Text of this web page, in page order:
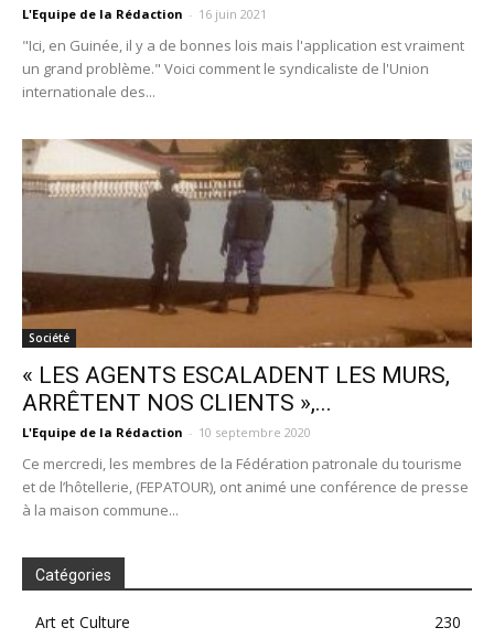
L'Equipe de la Rédaction - 16 juin 2021
"Ici, en Guinée, il y a de bonnes lois mais l'application est vraiment
un grand problème." Voici comment le syndicaliste de l'Union
internationale des...
Société
« LES AGENTS ESCALADENT LES MURS,
ARRÊTENT NOS CLIENTS »,...
L'Equipe de la Rédaction - 10 septembre 2020
Ce mercredi, les membres de la Fédération patronale du tourisme
et de l’hôtellerie, (FEPATOUR), ont animé une conférence de presse
à la maison commune...
Catégories
Art et Culture
230